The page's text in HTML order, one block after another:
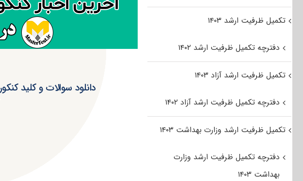
تکمیل ظرفیت ارشد ۱۴۰۳
دفترچه تکمیل ظرفیت ارشد ۱۴۰۲
تکمیل ظرفیت ارشد آزاد ۱۴۰۳
دفترچه تکمیل ظرفیت ارشد آزاد ۱۴۰۲
تکمیل ظرفیت ارشد وزارت بهداشت ۱۴۰۳
دفترچه تکمیل ظرفیت ارشد وزارت
بهداشت ۱۴۰۳